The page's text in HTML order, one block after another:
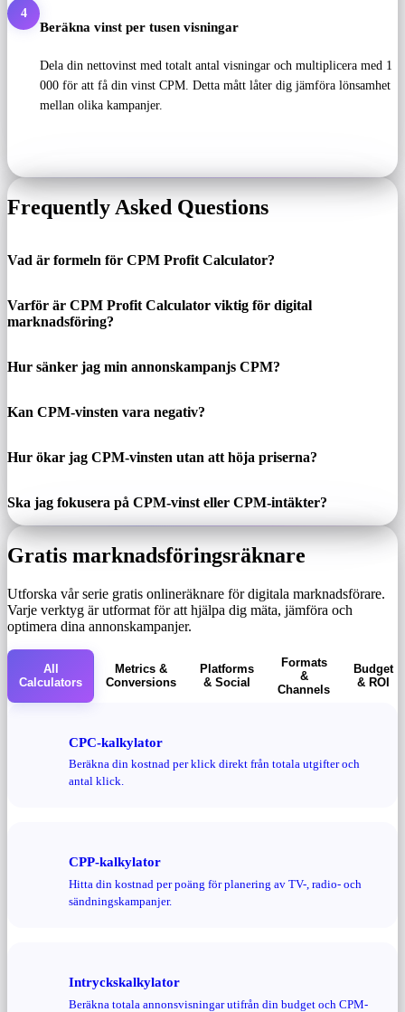
4
Beräkna vinst per tusen visningar
Dela din nettovinst med totalt antal visningar och multiplicera med 1
000 för att få din vinst CPM. Detta mått låter dig jämföra lönsamhet
mellan olika kampanjer.
Frequently Asked Questions
Vad är formeln för CPM Profit Calculator?
Varför är CPM Profit Calculator viktig för digital
marknadsföring?
Hur sänker jag min annonskampanjs CPM?
Kan CPM-vinsten vara negativ?
Hur ökar jag CPM-vinsten utan att höja priserna?
Ska jag fokusera på CPM-vinst eller CPM-intäkter?
Gratis marknadsföringsräknare
Utforska vår serie gratis onlineräknare för digitala marknadsförare.
Varje verktyg är utformat för att hjälpa dig mäta, jämföra och
optimera dina annonskampanjer.
All
Calculators
Metrics &
Conversions
Platforms
& Social
Formats
&
Channels
Budget
& ROI
CPC-kalkylator
Beräkna din kostnad per klick direkt från totala utgifter och
antal klick.
CPP-kalkylator
Hitta din kostnad per poäng för planering av TV-, radio- och
sändningskampanjer.
Intryckskalkylator
Beräkna totala annonsvisningar utifrån din budget och CPM-